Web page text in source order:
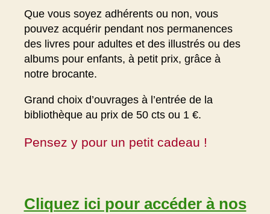
Que vous soyez adhérents ou non, vous
pouvez acquérir pendant nos permanences
des livres pour adultes et des illustrés ou des
albums pour enfants, à petit prix, grâce à
notre brocante.
Grand choix d’ouvrages à l’entrée de la
bibliothèque au prix de 50 cts ou 1 €.
Pensez y pour un petit cadeau !
Cliquez ici pour accéder à nos